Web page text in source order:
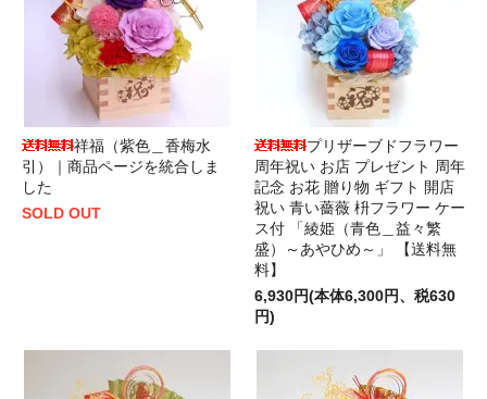
祥福（紫色＿香梅水
引）｜商品ページを統合しま
した
SOLD OUT
プリザーブドフラワー
周年祝い お店 プレゼント 周年
記念 お花 贈り物 ギフト 開店
祝い 青い薔薇 枡フラワー ケー
ス付 「綾姫（青色＿益々繁
盛）～あやひめ～」 【送料無
料】
6,930円(本体6,300円、税630
円)